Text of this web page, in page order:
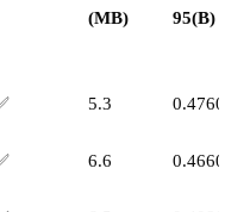
(MB)
95(B)
5.3 0.4760
6.6 0.4660